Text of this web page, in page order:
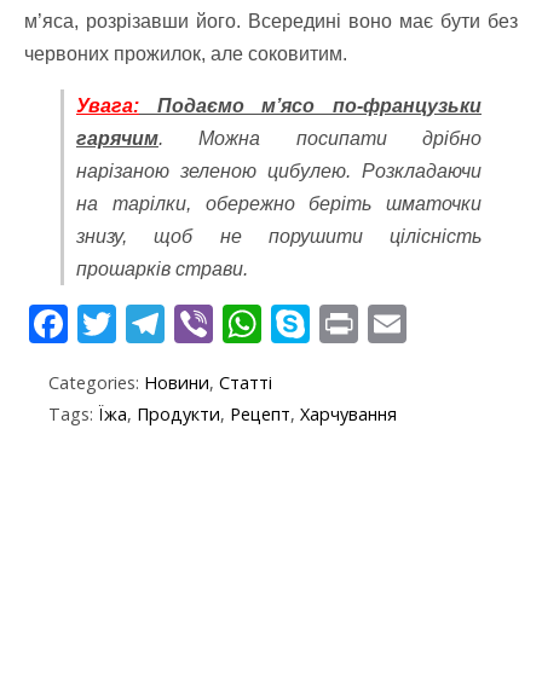
м’яса, розрізавши його. Всередині воно має бути без
червоних прожилок, але соковитим.
Увага: Подаємо м’ясо по-французьки
гарячим. Можна посипати дрібно
нарізаною зеленою цибулею. Розкладаючи
на тарілки, обережно беріть шматочки
знизу, щоб не порушити цілісність
прошарків страви.
F
e
b
T
itt
er
T
e
gr
Vi
er
W
at
S
y
p
Pr
t
Categories: Новини, Статті
Tags: Їжа, Продукти, Рецепт, Харчування